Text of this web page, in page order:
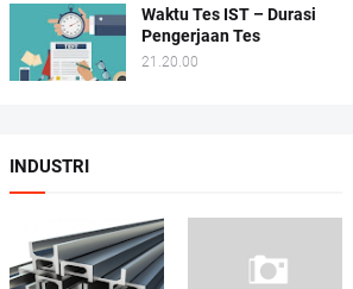
Waktu Tes IST – Durasi
Pengerjaan Tes
21.20.00
INDUSTRI